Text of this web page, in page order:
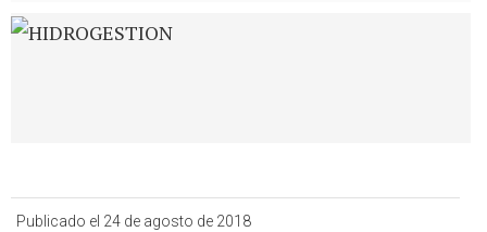
Publicado el 24 de agosto de 2018